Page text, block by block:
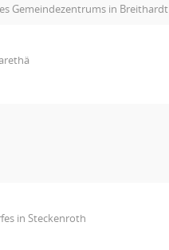
Gemeindezentrums in Breithardt
in Steckenroth